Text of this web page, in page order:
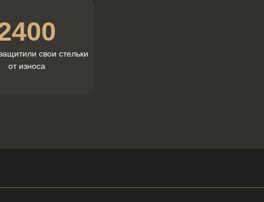
свои стельки
от износа